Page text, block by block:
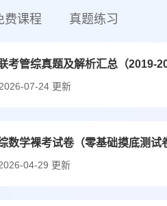
费课程 真题练习
考管综真题及解析汇总（2019-
07-24 更新
数学裸考试卷（零基础摸底测试
04-29 更新